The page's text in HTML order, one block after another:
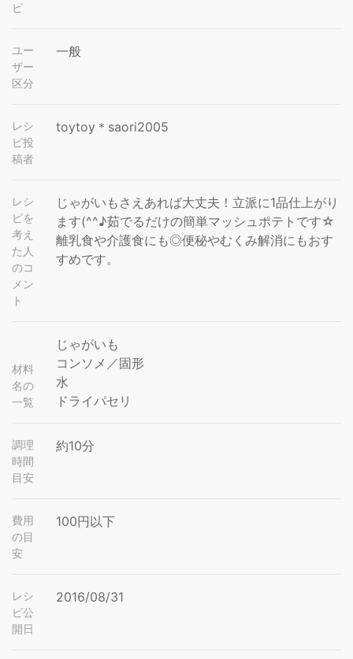
ピ
ユー
ザー
区分
一般
レシ
ピ投
稿者
toytoy＊saori2005
レシ
ピを
考え
た人
のコ
メン
ト
じゃがいもさえあれば大丈夫！立派に1品仕上がり
ます(^^♪茹でるだけの簡単マッシュポテトです☆
離乳食や介護食にも◎便秘やむくみ解消にもおす
すめです。
材料
名の
一覧
じゃがいも
コンソメ／固形
水
ドライパセリ
調理
時間
目安
約10分
費用
の目
安
100円以下
レシ
ピ公
開日
2016/08/31